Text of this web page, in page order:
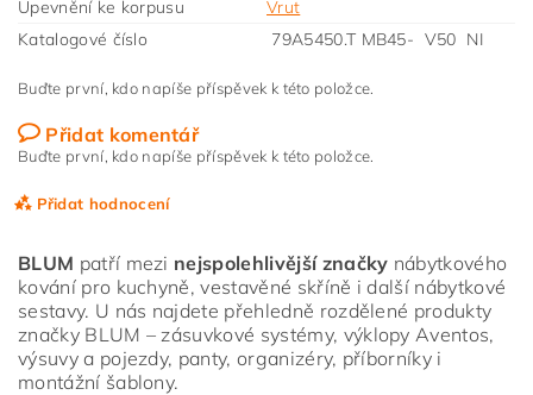
Upevnění ke korpusu
Vrut
Katalogové číslo
79A5450.T MB45- V50 NI
Buďte první, kdo napíše příspěvek k této položce.
Přidat komentář
Buďte první, kdo napíše příspěvek k této položce.
Přidat hodnocení
BLUM patří mezi nejspolehlivější značky nábytkového
kování pro kuchyně, vestavěné skříně i další nábytkové
sestavy. U nás najdete přehledně rozdělené produkty
značky BLUM – zásuvkové systémy, výklopy Aventos,
výsuvy a pojezdy, panty, organizéry, příborníky i
montážní šablony.